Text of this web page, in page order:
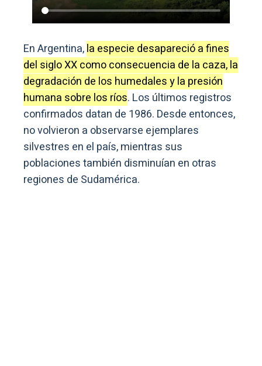
En Argentina,la especie desapareció a fines
del siglo XX como consecuencia de la caza, la
degradación de los humedales y la presión
humana sobre los ríos. Los últimos registros
confirmados datan de 1986. Desde entonces,
no volvieron a observarse ejemplares
silvestres en el país, mientras sus
poblaciones también disminuían en otras
regiones de Sudamérica.